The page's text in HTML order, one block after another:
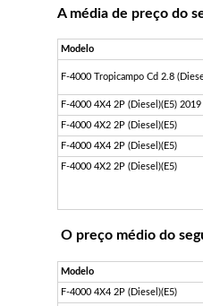
A média de preço do
Modelo
F-4000 Tropicampo Cd 2.8
F-4000 4X4 2P (Diesel)(E5) 2019
F-4000 4X2 2P (Diesel)(E5)
F-4000 4X4 2P (Diesel)(E5)
F-4000 4X2 2P (Diesel)(E5)
O preço médio do
Modelo
F-4000 4X4 2P (Diesel)(E5)